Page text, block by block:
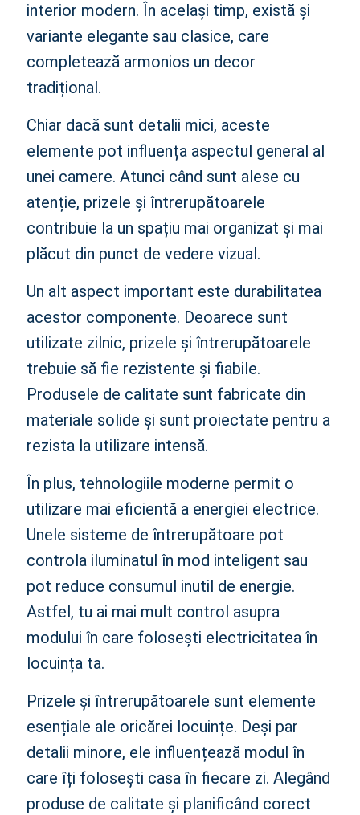
interior modern. În același timp, există și
variante elegante sau clasice, care
completează armonios un decor
tradițional.
Chiar dacă sunt detalii mici, aceste
elemente pot influența aspectul general al
unei camere. Atunci când sunt alese cu
atenție, prizele și întrerupătoarele
contribuie la un spațiu mai organizat și mai
plăcut din punct de vedere vizual.
Un alt aspect important este durabilitatea
acestor componente. Deoarece sunt
utilizate zilnic, prizele și întrerupătoarele
trebuie să fie rezistente și fiabile.
Produsele de calitate sunt fabricate din
materiale solide și sunt proiectate pentru a
rezista la utilizare intensă.
În plus, tehnologiile moderne permit o
utilizare mai eficientă a energiei electrice.
Unele sisteme de întrerupătoare pot
controla iluminatul în mod inteligent sau
pot reduce consumul inutil de energie.
Astfel, tu ai mai mult control asupra
modului în care folosești electricitatea în
locuința ta.
Prizele și întrerupătoarele sunt elemente
esențiale ale oricărei locuințe. Deși par
detalii minore, ele influențează modul în
care îți folosești casa în fiecare zi. Alegând
produse de calitate și planificând corect